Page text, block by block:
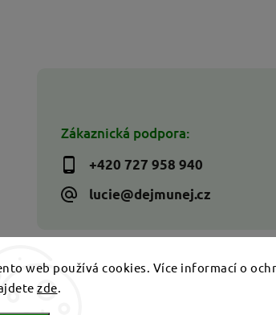
web používá cookies. Více informací o
zde.
Zákaznická podpora:
+420 727 958 940
lucie@dejmunej.cz
vyhrazena.